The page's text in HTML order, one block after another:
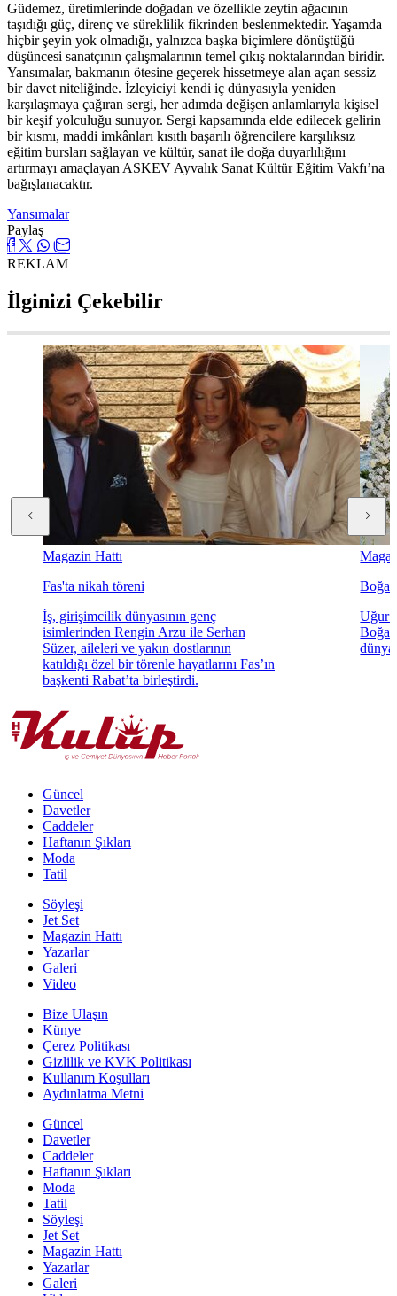
Güdemez, üretimlerinde doğadan ve özellikle zeytin ağacının
taşıdığı güç, direnç ve süreklilik fikrinden beslenmektedir. Yaşamda
hiçbir şeyin yok olmadığı, yalnızca başka biçimlere dönüştüğü
düşüncesi sanatçının çalışmalarının temel çıkış noktalarından biridir.
Yansımalar, bakmanın ötesine geçerek hissetmeye alan açan sessiz
bir davet niteliğinde. İzleyiciyi kendi iç dünyasıyla yeniden
karşılaşmaya çağıran sergi, her adımda değişen anlamlarıyla kişisel
bir keşif yolculuğu sunuyor. Sergi kapsamında elde edilecek gelirin
bir kısmı, maddi imkânları kısıtlı başarılı öğrencilere karşılıksız
eğitim bursları sağlayan ve kültür, sanat ile doğa duyarlılığını
artırmayı amaçlayan ASKEV Ayvalık Sanat Kültür Eğitim Vakfı’na
bağışlanacaktır.
Yansımalar
Paylaş
REKLAM
İlginizi Çekebilir
Magazin Hattı
Fas'ta nikah töreni
İş, girişimcilik dünyasının genç
isimlerinden Rengin Arzu ile Serhan
Süzer, aileleri ve yakın dostlarının
katıldığı özel bir törenle hayatlarını Fas’ın
başkenti Rabat’ta birleştirdi.
Uğur
Güncel
Davetler
Caddeler
Haftanın Şıkları
Moda
Tatil
Söyleşi
Jet Set
Magazin Hattı
Yazarlar
Galeri
Video
Bize Ulaşın
Künye
Çerez Politikası
Gizlilik ve KVK Politikası
Kullanım Koşulları
Aydınlatma Metni
Güncel
Davetler
Caddeler
Haftanın Şıkları
Moda
Tatil
Söyleşi
Jet Set
Magazin Hattı
Yazarlar
Galeri